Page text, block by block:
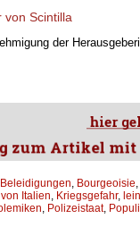
von Scintilla
der
Beleidigungen, Bourgeoisie,
Italien, Kriegsgefahr,
, Polizeistaat,